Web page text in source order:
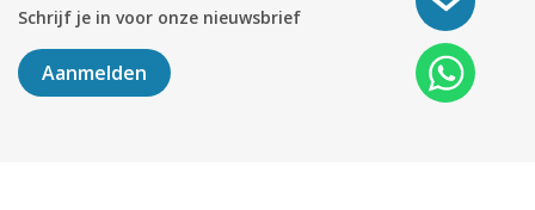
Schrijf je in voor onze nieuwsbrief
Aanmelden